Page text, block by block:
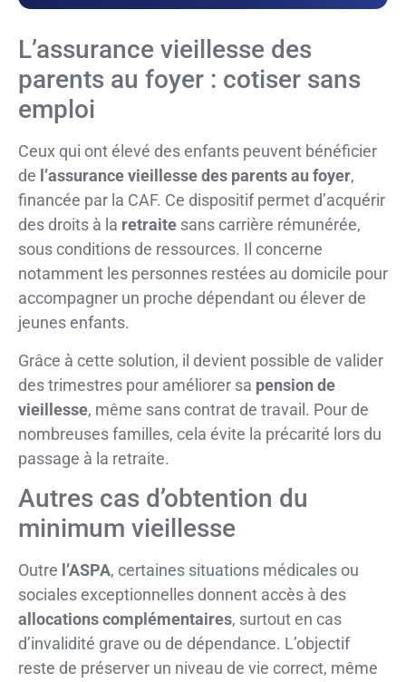
L’assurance vieillesse des
parents au foyer : cotiser sans
emploi
Ceux qui ont élevé des enfants peuvent bénéficier
de l’assurance vieillesse des parents au foyer,
financée par la CAF. Ce dispositif permet d’acquérir
des droits à la retraite sans carrière rémunérée,
sous conditions de ressources. Il concerne
notamment les personnes restées au domicile pour
accompagner un proche dépendant ou élever de
jeunes enfants.
Grâce à cette solution, il devient possible de valider
des trimestres pour améliorer sa pension de
vieillesse, même sans contrat de travail. Pour de
nombreuses familles, cela évite la précarité lors du
passage à la retraite.
Autres cas d’obtention du
minimum vieillesse
Outre l’ASPA, certaines situations médicales ou
sociales exceptionnelles donnent accès à des
allocations complémentaires, surtout en cas
d’invalidité grave ou de dépendance. L’objectif
reste de préserver un niveau de vie correct, même